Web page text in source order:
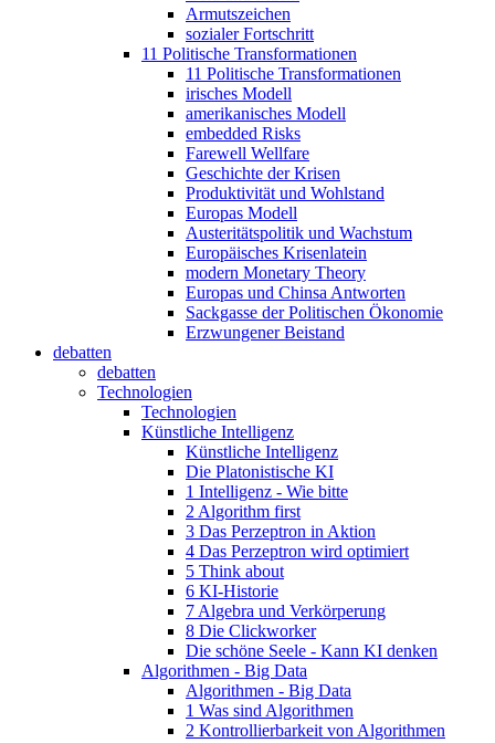
Armutszeichen
sozialer Fortschritt
11 Politische Transformationen
11 Politische Transformationen
irisches Modell
amerikanisches Modell
embedded Risks
Farewell Wellfare
Geschichte der Krisen
Produktivität und Wohlstand
Europas Modell
Austeritätspolitik und Wachstum
Europäisches Krisenlatein
modern Monetary Theory
Europas und Chinsa Antworten
Sackgasse der Politischen Ökonomie
Erzwungener Beistand
debatten
debatten
Technologien
Technologien
Künstliche Intelligenz
Künstliche Intelligenz
Die Platonistische KI
1 Intelligenz - Wie bitte
2 Algorithm first
3 Das Perzeptron in Aktion
4 Das Perzeptron wird optimiert
5 Think about
6 KI-Historie
7 Algebra und Verkörperung
8 Die Clickworker
Die schöne Seele - Kann KI denken
Algorithmen - Big Data
Algorithmen - Big Data
1 Was sind Algorithmen
2 Kontrollierbarkeit von Algorithmen